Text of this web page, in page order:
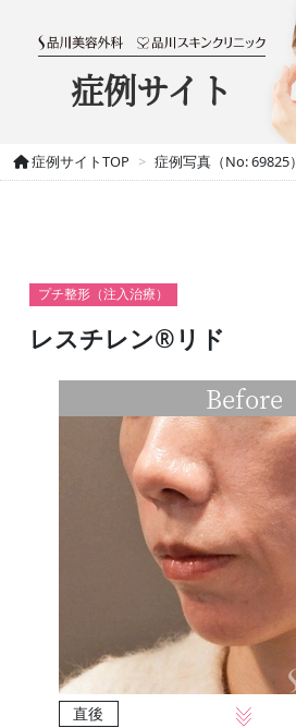
症例サイト
症例サイトTOP 症例写真（No: 69825）
プチ整形（注入治療）
レスチレン®リド
Before
直後